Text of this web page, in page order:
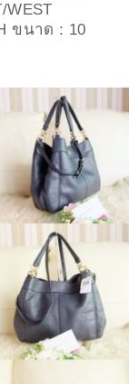
WEST
ขนาด : 10